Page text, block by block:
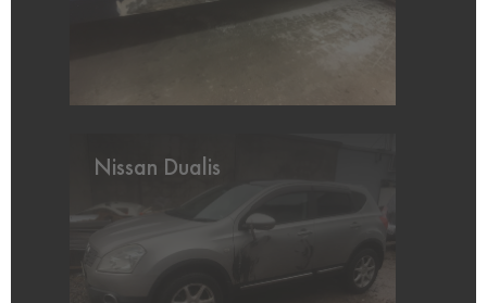
Nissan Dualis